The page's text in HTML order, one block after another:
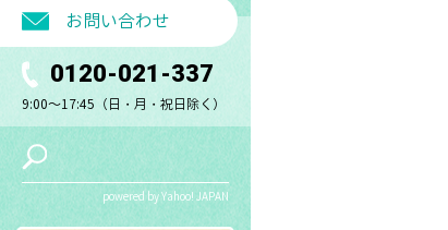
お問い合わせ
0120-021-337
9:00～17:45（日・月・祝日除く）
powered by Yahoo! JAPAN